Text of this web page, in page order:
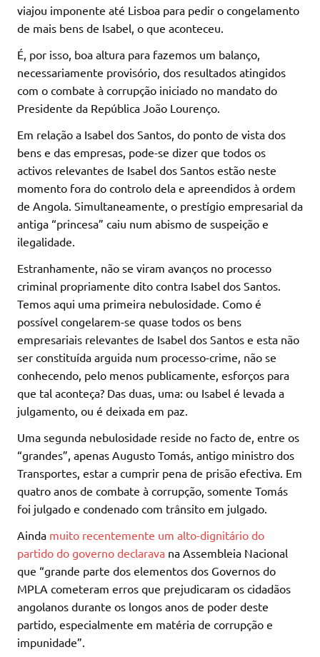
viajou imponente até Lisboa para pedir o congelamento
de mais bens de Isabel, o que aconteceu.
É, por isso, boa altura para fazemos um balanço,
necessariamente provisório, dos resultados atingidos
com o combate à corrupção iniciado no mandato do
Presidente da República João Lourenço.
Em relação a Isabel dos Santos, do ponto de vista dos
bens e das empresas, pode-se dizer que todos os
activos relevantes de Isabel dos Santos estão neste
momento fora do controlo dela e apreendidos à ordem
de Angola. Simultaneamente, o prestígio empresarial da
antiga “princesa” caiu num abismo de suspeição e
ilegalidade.
Estranhamente, não se viram avanços no processo
criminal propriamente dito contra Isabel dos Santos.
Temos aqui uma primeira nebulosidade. Como é
possível congelarem-se quase todos os bens
empresariais relevantes de Isabel dos Santos e esta não
ser constituída arguida num processo-crime, não se
conhecendo, pelo menos publicamente, esforços para
que tal aconteça? Das duas, uma: ou Isabel é levada a
julgamento, ou é deixada em paz.
Uma segunda nebulosidade reside no facto de, entre os
“grandes”, apenas Augusto Tomás, antigo ministro dos
Transportes, estar a cumprir pena de prisão efectiva. Em
quatro anos de combate à corrupção, somente Tomás
foi julgado e condenado com trânsito em julgado.
Ainda muito recentemente um alto-dignitário do
partido do governo declarava na Assembleia Nacional
que “grande parte dos elementos dos Governos do
MPLA cometeram erros que prejudicaram os cidadãos
angolanos durante os longos anos de poder deste
partido, especialmente em matéria de corrupção e
impunidade”.